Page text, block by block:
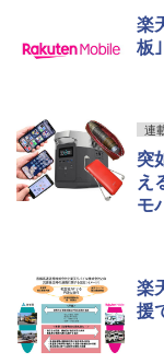
楽
板
連
突
え
モ
楽
援